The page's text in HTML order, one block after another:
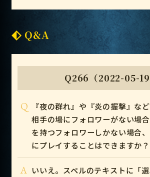
Q&A
Q266（2022-05-19
Q
『夜の群れ』や『炎の握撃』など
相手の場にフォロワーがない場合
を持つフォロワーしかない場合
にプレイすることはできますか？
A いいえ。スペルのテキストに「